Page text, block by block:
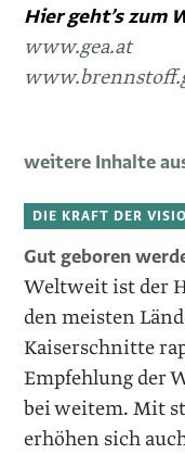
Hier geht’s zum
www.gea.at
weitere Inhalte
DIE KRAFT DER
Gut geboren
Weltweit ist der
den meisten
Kaiserschnitte
Empfehlung der
bei weitem. Mit
erhöhen sich